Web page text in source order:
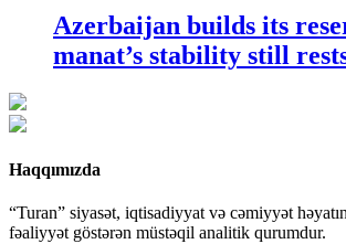
Azerbaijan builds its
manat’s stability still
Haqqımızda
“Turan” siyasət, iqtisadiyyat və cəmiyyət
fəaliyyət göstərən müstəqil analitik qurumdur.